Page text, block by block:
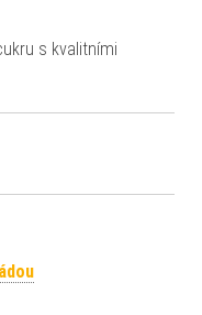
s kvalitními